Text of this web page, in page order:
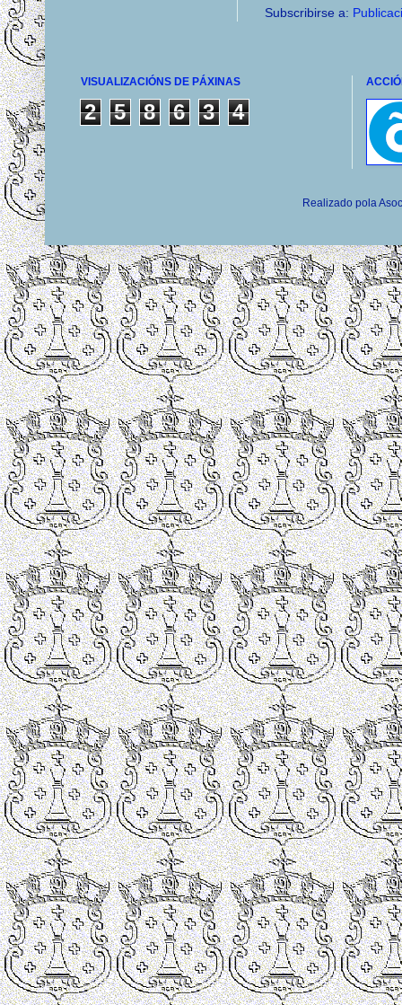
Subscribirse a:
VISUALIZACIÓNS DE PÁXINAS
2 5 8 6 3 4
Realizado pola